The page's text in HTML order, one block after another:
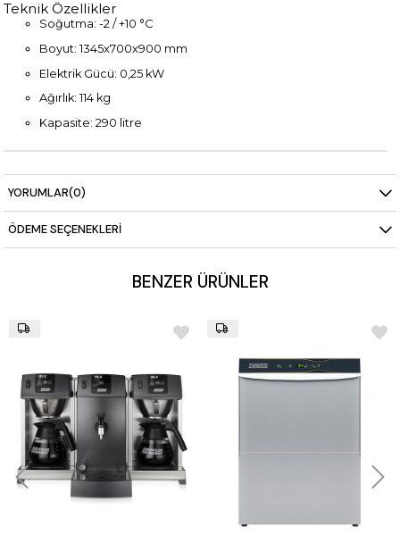
Teknik Özellikler
Soğutma: -2 / +10 °C
Boyut: 1345x700x900 mm
Elektrik Gücü: 0,25 kW
Ağırlık: 114 kg
Kapasite: 290 litre
YORUMLAR(0)
ÖDEME SEÇENEKLERI
BENZER ÜRÜNLER